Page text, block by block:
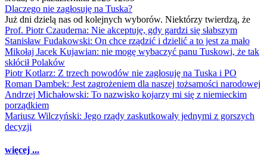
Dlaczego nie zagłosuję na Tuska?
Już dni dzielą nas od kolejnych wyborów. Niektórzy twierdzą, że
Prof. Piotr Czauderna: Nie akceptuję, gdy gardzi się słabszym
Stanisław Fudakowski: On chce rządzić i dzielić a to jest za mało
Mikołaj Jacek Kujawian: nie mogę wybaczyć panu Tuskowi, że tak
skłócił Polaków
Piotr Kotlarz: Z trzech powodów nie zagłosuję na Tuska i PO
Roman Dambek: Jest zagrożeniem dla naszej tożsamości narodowej
Andrzej Michałowski: To nazwisko kojarzy mi się z niemieckim
porządkiem
Mariusz Wilczyński: Jego rządy zaskutkowały jednymi z gorszych
decyzji
więcej ...